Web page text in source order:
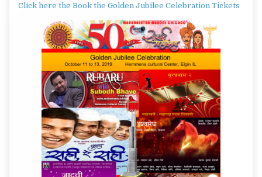
Click here the Book the Golden Jubilee Celebration Tickets